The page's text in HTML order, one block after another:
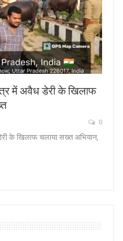
में अवैध डेरी के खिलाफ
0
के खिलाफ चलाया सख्त अभियान,